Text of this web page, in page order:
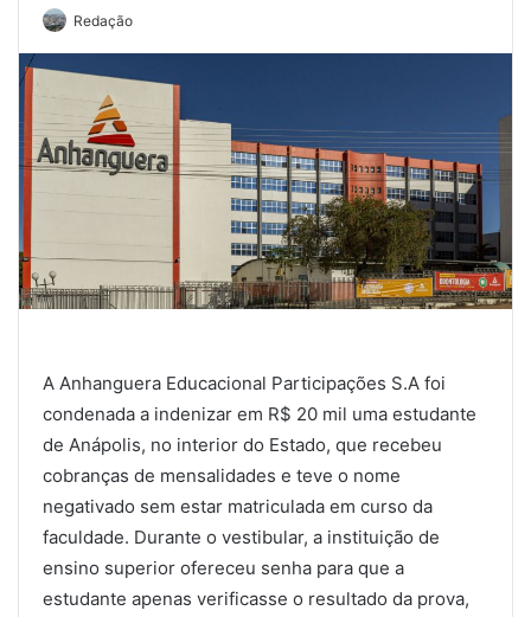
Redação
A Anhanguera Educacional Participações S.A foi
condenada a indenizar em R$ 20 mil uma estudante
de Anápolis, no interior do Estado, que recebeu
cobranças de mensalidades e teve o nome
negativado sem estar matriculada em curso da
faculdade. Durante o vestibular, a instituição de
ensino superior ofereceu senha para que a
estudante apenas verificasse o resultado da prova,